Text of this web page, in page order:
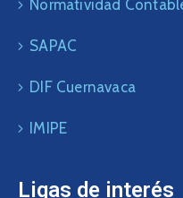
Normatividad
SAPAC
DIF Cuernavaca
IMIPE
Ligas de interés